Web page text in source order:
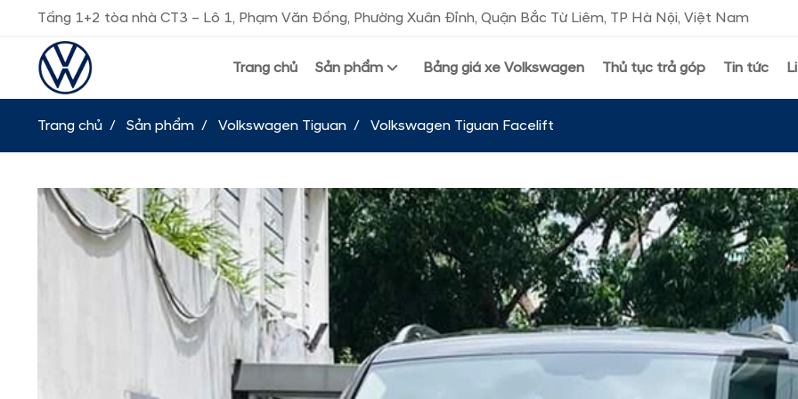
Tầng 1+2 tòa nhà CT3 – Lô 1, Phạm Văn Đồng, Phường Xuân Đỉnh, Quận Bắc Từ Liêm, TP Hà Nội, Việt Nam
Trang chủ Sản phẩm Bảng giá xe Volkswagen Thủ tục trả góp Tin tức
Trang chủ Sản phẩm Volkswagen Tiguan Volkswagen Tiguan Facelift